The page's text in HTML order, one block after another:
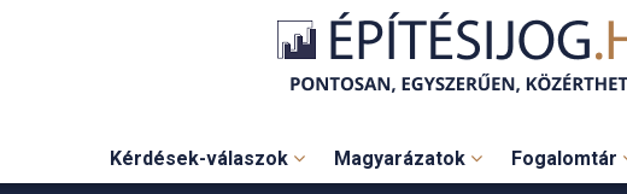
Kérdések-válaszok Magyarázatok Fogalomtár